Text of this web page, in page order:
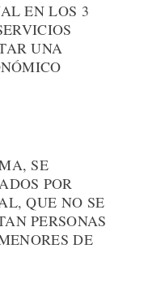
EN LOS 3
UNA
SE
POR
QUE NO SE
PERSONAS
DE